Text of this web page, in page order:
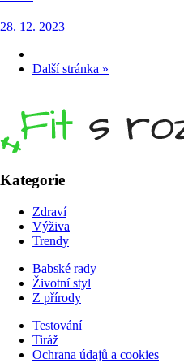
28. 12. 2023
Další stránka »
Kategorie
Zdraví
Výživa
Trendy
Babské rady
Životní styl
Z přírody
Testování
Tiráž
Ochrana údajů a cookies